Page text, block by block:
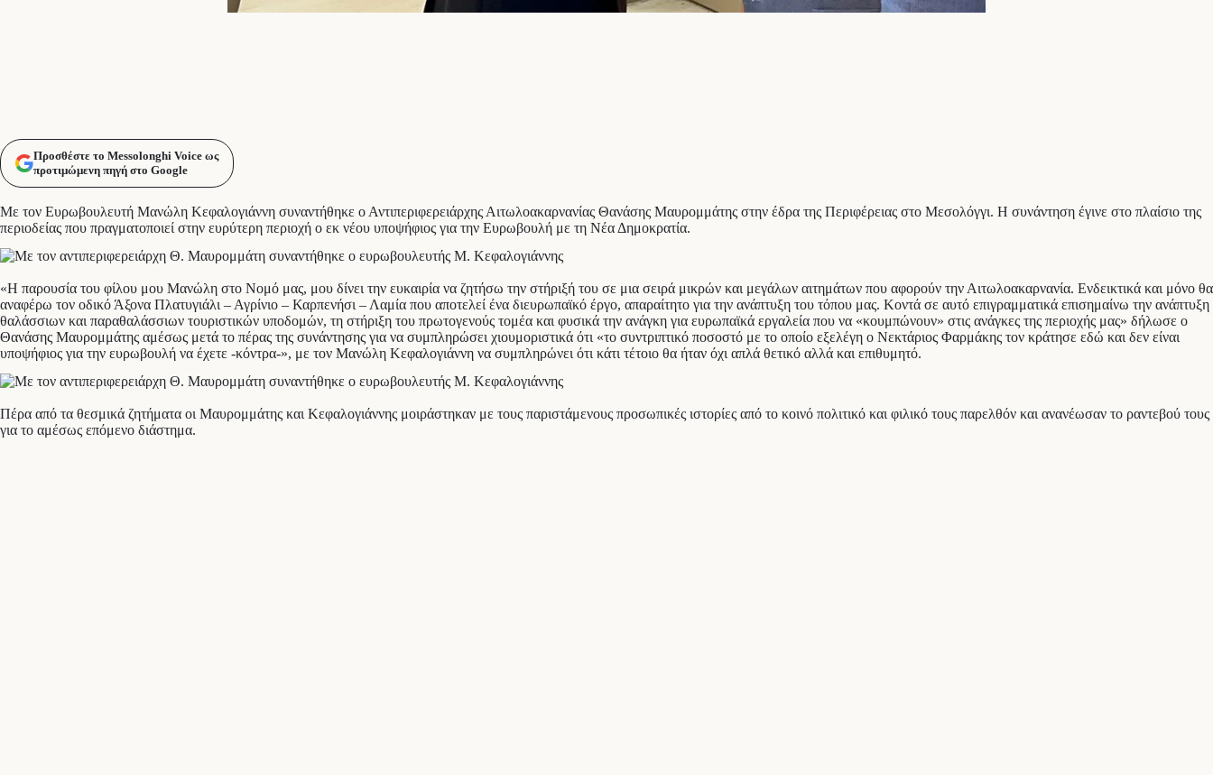
Προσθέστε το Messolonghi Voice ως
προτιμώμενη πηγή στο Google
Με τον Ευρωβουλευτή Μανώλη Κεφαλογιάννη συναντήθηκε ο Αντιπεριφερειάρχης Αιτωλοακαρνανίας Θανάσης Μαυρομμάτης στην έδρα της Περιφέρειας στο Μεσολόγγι. Η συνάντηση έγινε στο πλαίσιο της
περιοδείας που πραγματοποιεί στην ευρύτερη περιοχή ο εκ νέου υποψήφιος για την Ευρωβουλή με τη Νέα Δημοκρατία.
«Η παρουσία του φίλου μου Μανώλη στο Νομό μας, μου δίνει την ευκαιρία να ζητήσω την στήριξή του σε μια σειρά μικρών και μεγάλων αιτημάτων που αφορούν την Αιτωλοακαρνανία. Ενδεικτικά και μόνο θα
αναφέρω τον οδικό Άξονα Πλατυγιάλι – Αγρίνιο – Καρπενήσι – Λαμία που αποτελεί ένα διευρωπαϊκό έργο, απαραίτητο για την ανάπτυξη του τόπου μας. Κοντά σε αυτό επιγραμματικά επισημαίνω την ανάπτυξη
θαλάσσιων και παραθαλάσσιων τουριστικών υποδομών, τη στήριξη του πρωτογενούς τομέα και φυσικά την ανάγκη για ευρωπαϊκά εργαλεία που να «κουμπώνουν» στις ανάγκες της περιοχής μας» δήλωσε ο
Θανάσης Μαυρομμάτης αμέσως μετά το πέρας της συνάντησης για να συμπληρώσει χιουμοριστικά ότι «το συντριπτικό ποσοστό με το οποίο εξελέγη ο Νεκτάριος Φαρμάκης τον κράτησε εδώ και δεν είναι
υποψήφιος για την ευρωβουλή να έχετε -κόντρα-», με τον Μανώλη Κεφαλογιάννη να συμπληρώνει ότι κάτι τέτοιο θα ήταν όχι απλά θετικό αλλά και επιθυμητό.
Πέρα από τα θεσμικά ζητήματα οι Μαυρομμάτης και Κεφαλογιάννης μοιράστηκαν με τους παριστάμενους προσωπικές ιστορίες από το κοινό πολιτικό και φιλικό τους παρελθόν και ανανέωσαν το ραντεβού τους
για το αμέσως επόμενο διάστημα.